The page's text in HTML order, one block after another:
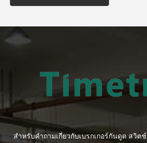
สำหรับคำถามเกี่ยวกับเบรกเกอร์กันดูด สวิ